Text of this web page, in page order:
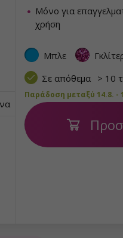
Μόνο για
χρήση
Μπλε
Σε απόθεμα > 10
Παράδοση μεταξύ 14.8. -